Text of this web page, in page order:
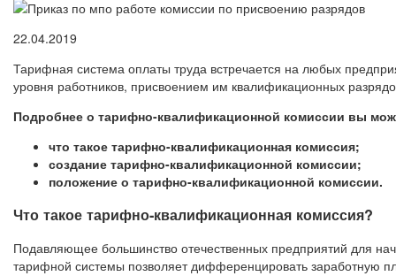
22.04.2019
Тарифная система оплаты труда встречается на любых
уровня работников, присвоением им квалификационных
Подробнее о тарифно-квалификационной комиссии вы
что такое тарифно-квалификационная комиссия;
создание тарифно-квалификационной комиссии;
положение о тарифно-квалификационной комиссии.
Что такое тарифно-квалификационная комиссия?
Подавляющее большинство отечественных предприятий для
тарифной системы позволяет дифференцировать заработную